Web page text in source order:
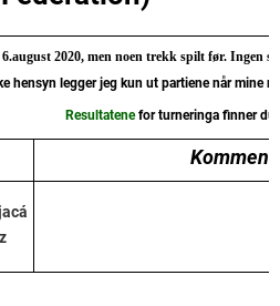
2020, men noen trekk spilt før. Ingen
hensyn legger jeg kun ut partiene når mine
Resultatenefor turneringa finner du